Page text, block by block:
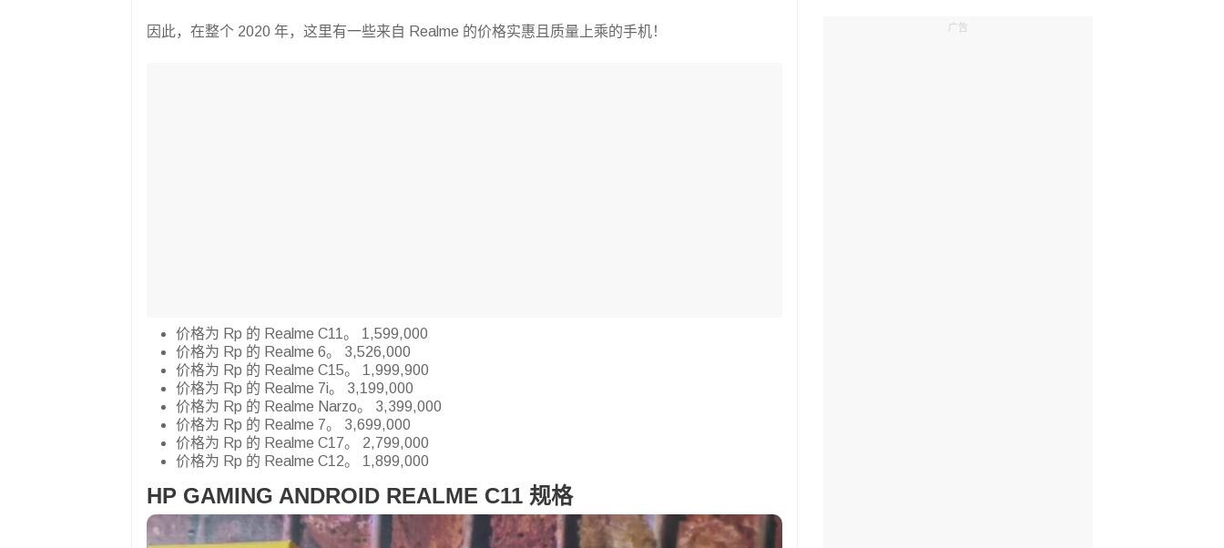
因此，在整个 2020 年，这里有一些来自 Realme 的价格实惠且质量上乘的手机！
价格为 Rp 的 Realme C11。 1,599,000
价格为 Rp 的 Realme 6。 3,526,000
价格为 Rp 的 Realme C15。 1,999,900
价格为 Rp 的 Realme 7i。 3,199,000
价格为 Rp 的 Realme Narzo。 3,399,000
价格为 Rp 的 Realme 7。 3,699,000
价格为 Rp 的 Realme C17。 2,799,000
价格为 Rp 的 Realme C12。 1,899,000
HP GAMING ANDROID REALME C11 规格
广告